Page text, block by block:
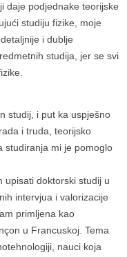
daje podjednake teorijske
studiju fizike, moje
i dublje
studija, jer se svi
studij, i put ka uspješno
i truda, teorijsko
studiranja mi je pomoglo
upisati doktorski studij u
intervjua i valorizacije
primljena kao
u Francuskoj. Tema
nauci koja